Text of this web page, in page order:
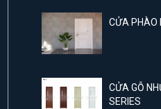
CỬA PHÀO
CỬA GỖ
SERIES